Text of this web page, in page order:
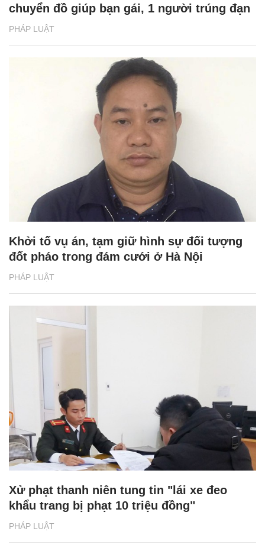
PHÁP LUẬT
chuyển đồ giúp bạn gái, 1 người trúng đạn
PHÁP LUẬT
Khởi tố vụ án, tạm giữ hình sự đối tượng
đốt pháo trong đám cưới ở Hà Nội
PHÁP LUẬT
Xử phạt thanh niên tung tin "lái xe đeo
khẩu trang bị phạt 10 triệu đồng"